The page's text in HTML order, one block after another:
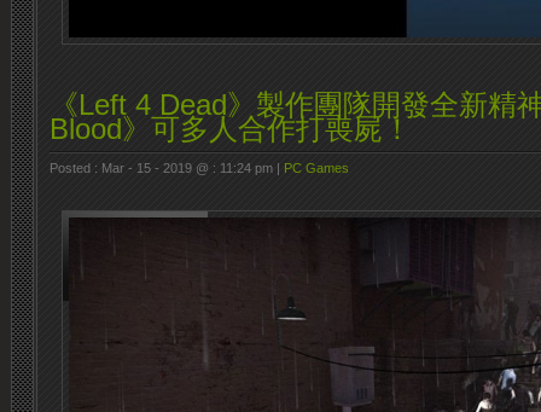
《Left 4 Dead》製作團隊開發全新精
Blood》可多人合作打喪屍！
Posted : Mar - 15 - 2019 @ : 11:24 pm | PC Games